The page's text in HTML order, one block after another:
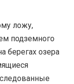
ложу,
подземного
берегах озера